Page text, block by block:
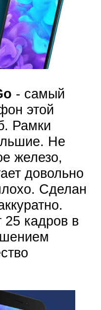
- самый
этой
Рамки
Не
железо,
довольно
Сделан
кадров в